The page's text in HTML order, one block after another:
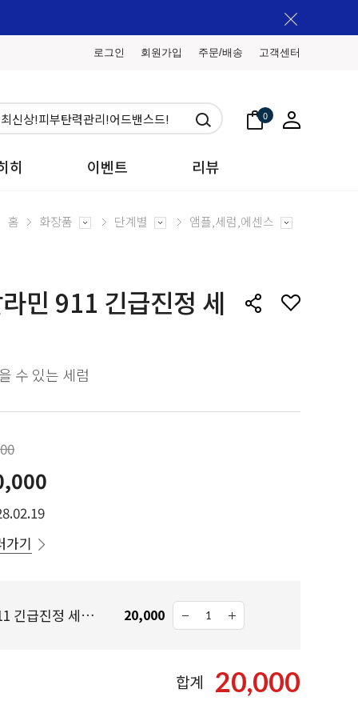
로그인 회원가입 주문/배송 고객센터
0
히 이벤트 리뷰
홈 화장품 단계별 앰플,세럼,에센스
민 911 긴급진정 세
수 있는 세럼
가기
참존 티히히 칼라민 911 긴급진정 세럼 30ML 20,000
합계 20,000